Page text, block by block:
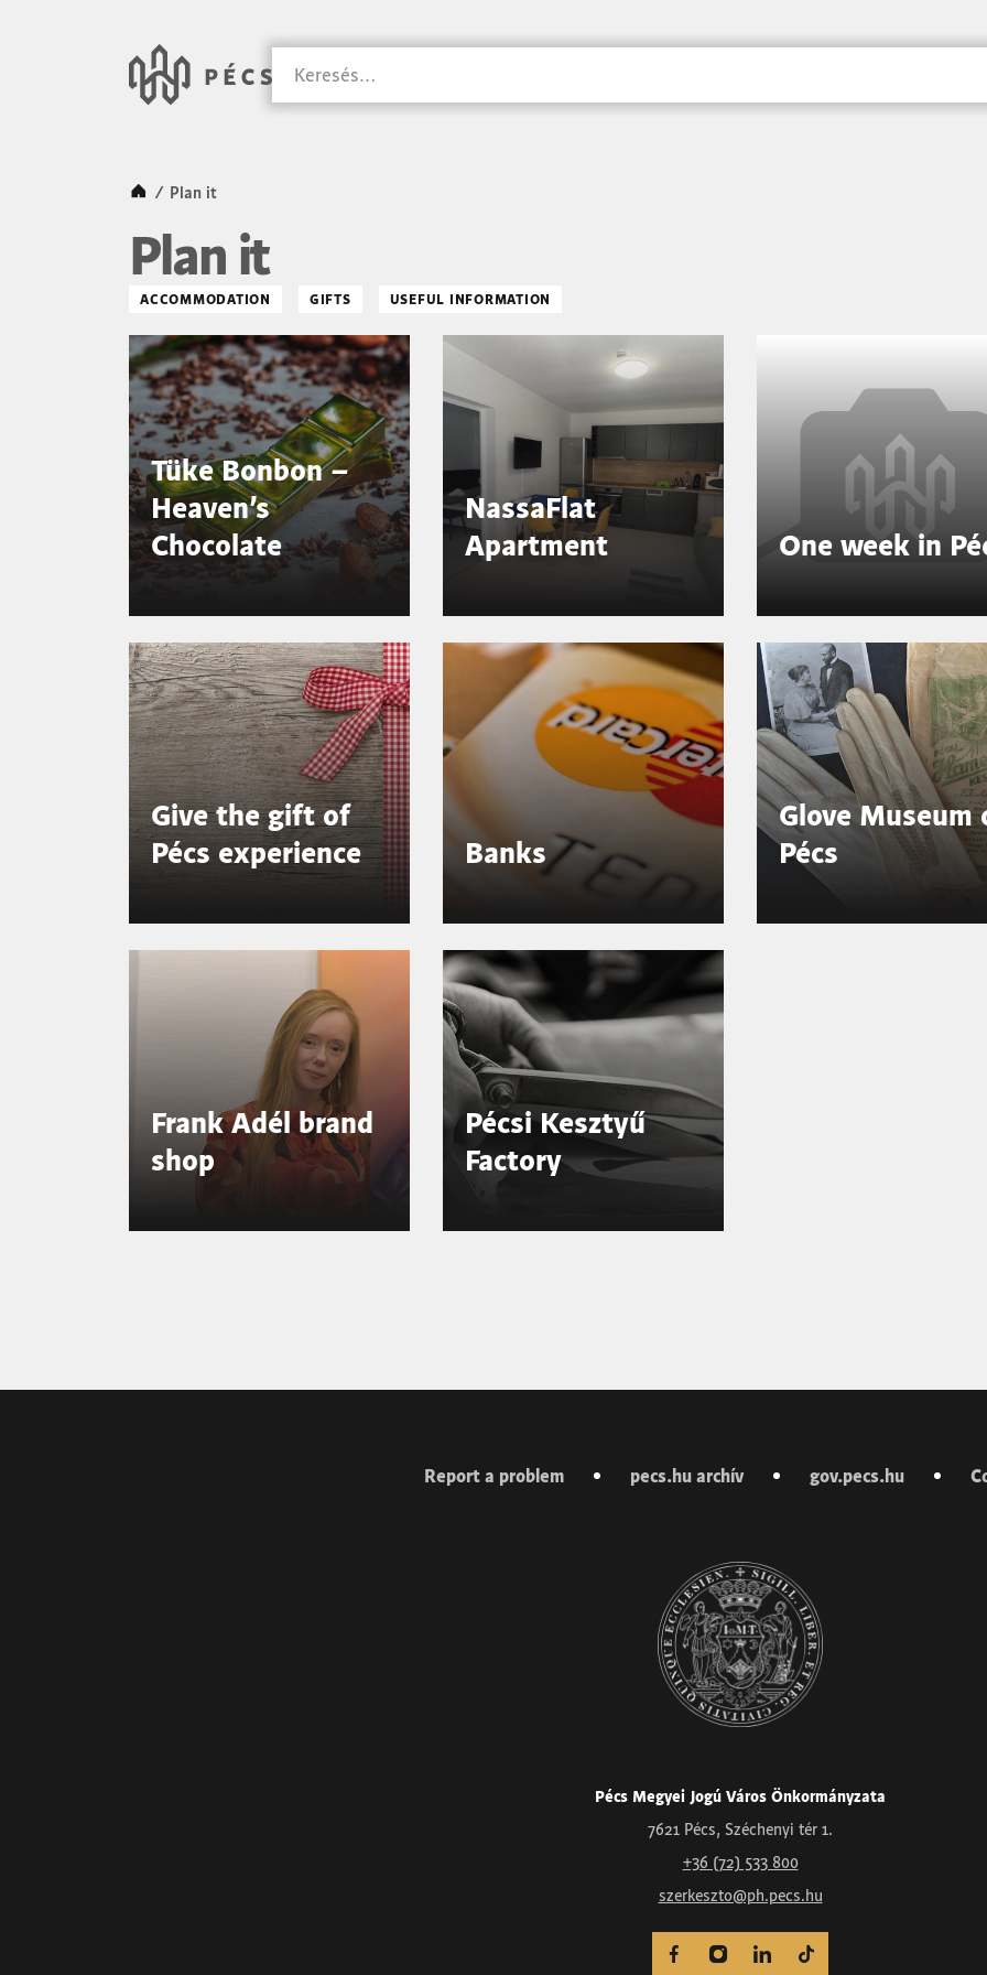
Városunk &#8211; Pécs, a kultúra
Kezdőlap
/ Plan it
Plan it
ACCOMMODATION GIFTS USEFUL INFORMATION
Tüke Bonbon –
Heaven’s
Chocolate
NassaFlat
Apartment
One week in
Give the gift of
Pécs experience
Banks
Glove Museum
Pécs
Frank Adél brand
shop
Pécsi Kesztyű
Factory
Report a problem pecs.hu archív gov.pecs.hu
Pécs Megyei Jogú Város Önkormányzata
7621 Pécs, Széchenyi tér 1.
+36 (72) 533 800
szerkeszto@ph.pecs.hu